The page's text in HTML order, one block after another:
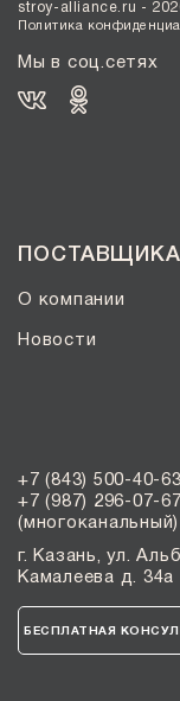
stroy-alliance.ru -
Политика
Мы в соц.сетях
О компании
Новости
+7 (843) 500-40-63
+7 (987) 296-07-67
(многоканальный)
г. Казань, ул.
Камалеева д. 34а
БЕСПЛАТНАЯ